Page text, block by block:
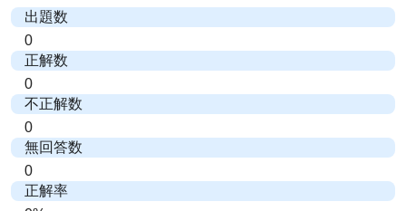
出題数
0
正解数
0
不正解数
0
無回答数
0
正解率